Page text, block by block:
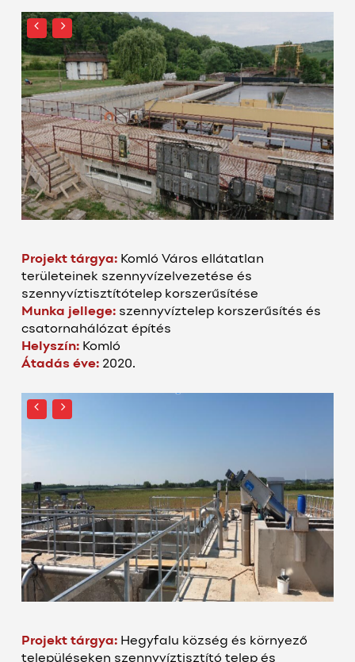
Projekt tárgya: Komló Város ellátatlan
területeinek szennyvízelvezetése és
szennyvíztisztítótelep korszerűsítése
Munka jellege: szennyvíztelep korszerűsítés és
csatornahálózat építés
Helyszín: Komló
Átadás éve: 2020.
Projekt tárgya: Hegyfalu község és környező
településeken szennyvíztisztító telep és